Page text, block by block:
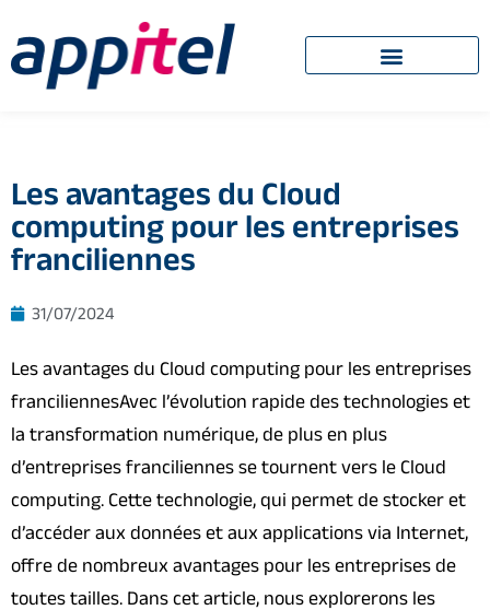
Les avantages du Cloud
computing pour les entreprises
franciliennes
31/07/2024
Les avantages du Cloud computing pour les entreprises
franciliennesAvec l’évolution rapide des technologies et
la transformation numérique, de plus en plus
d’entreprises franciliennes se tournent vers le Cloud
computing. Cette technologie, qui permet de stocker et
d’accéder aux données et aux applications via Internet,
offre de nombreux avantages pour les entreprises de
toutes tailles. Dans cet article, nous explorerons les